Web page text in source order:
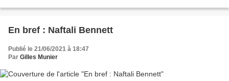
En bref : Naftali Bennett
Publié le 21/06/2021 à 18:47
Par Gilles Munier